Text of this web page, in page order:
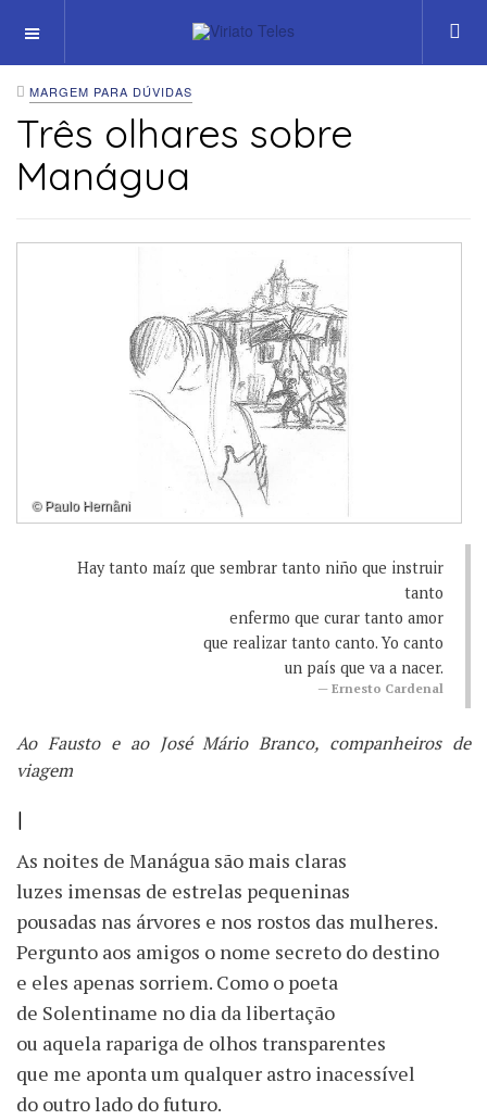
OFF CANVAS
MARGEM PARA DÚVIDAS
Três olhares sobre
Manágua
© Paulo Hernâni
Hay tanto maíz que sembrar tanto niño que instruir
tanto
enfermo que curar tanto amor
que realizar tanto canto. Yo canto
un país que va a nacer.
Ernesto Cardenal
Ao Fausto e ao José Mário Branco, companheiros de
viagem
I
As noites de Manágua são mais claras
luzes imensas de estrelas pequeninas
pousadas nas árvores e nos rostos das mulheres.
Pergunto aos amigos o nome secreto do destino
e eles apenas sorriem. Como o poeta
de Solentiname no dia da libertação
ou aquela rapariga de olhos transparentes
que me aponta um qualquer astro inacessível
do outro lado do futuro.